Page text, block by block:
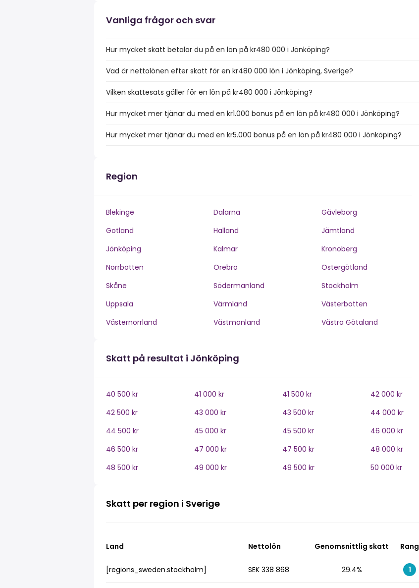
Vanliga frågor och svar
Hur mycket skatt betalar du på en lön på kr480 000 i Jönköping?
Vad är nettolönen efter skatt för en kr480 000 lön i Jönköping, Sverige?
Vilken skattesats gäller för en lön på kr480 000 i Jönköping?
Hur mycket mer tjänar du med en kr1.000 bonus på en lön på kr480 000 i Jönköping?
Hur mycket mer tjänar du med en kr5.000 bonus på en lön på kr480 000 i Jönköping?
Region
Blekinge Dalarna
Gävleborg
Gotland
Halland
Jämtland
Jönköping
Kalmar
Kronoberg
Norrbotten
Örebro
Östergötland
Skåne
Södermanland
Stockholm
Uppsala
Värmland
Västerbotten
Västernorrland
Västmanland Västra Götaland
Skatt på resultat i Jönköping
40 500 kr 41 000 kr 41 500 kr
42 000 kr
42 500 kr
43 000 kr 43 500 kr
44 000 kr
44 500 kr
45 000 kr 45 500 kr
46 000 kr
46 500 kr
47 000 kr 47 500 kr
48 000 kr
48 500 kr
49 000 kr 49 500 kr 50 000 kr
Skatt per region i Sverige
Land Nettolön Genomsnittlig skatt Rang
[regions_sweden.stockholm] SEK 338 868 29.4% 1